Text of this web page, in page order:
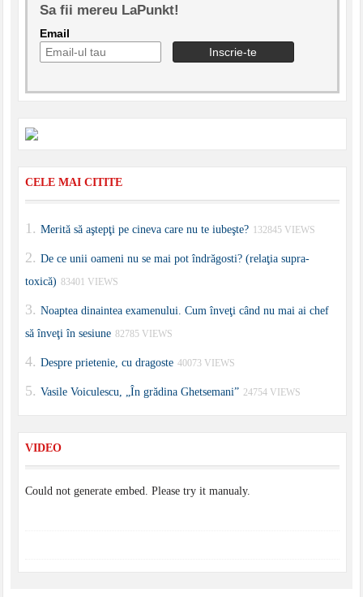
Sa fii mereu LaPunkt!
Email
CELE MAI CITITE
Merită să aştepţi pe cineva care nu te iubeşte? 132845 VIEWS
De ce unii oameni nu se mai pot îndrăgosti? (relaţia supra-
toxică) 83401 VIEWS
Noaptea dinaintea examenului. Cum înveţi când nu mai ai chef
să înveţi în sesiune 82785 VIEWS
Despre prietenie, cu dragoste 40073 VIEWS
Vasile Voiculescu, „În grădina Ghetsemani” 24754 VIEWS
VIDEO
Could not generate embed. Please try it manualy.